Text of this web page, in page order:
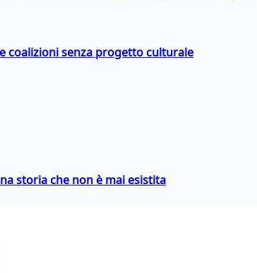
coalizioni senza progetto culturale
storia che non è mai esistita